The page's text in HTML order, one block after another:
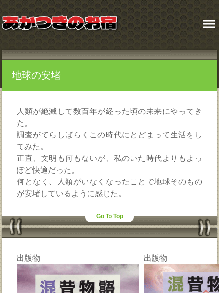
menu
地球の安堵
人類が絶滅して数百年が経った頃の未来にやってき
た。
調査がてらしばらくこの時代にとどまって生活をし
てみた。
正直、文明も何もないが、私のいた時代よりもよっ
ぽど快適だった。
何となく、人類がいなくなったことで地球そのもの
が安堵しているように感じた。
Go To Top
出版物 出版物